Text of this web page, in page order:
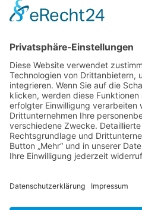
KATEGORIEN
ÜBER UNS
UNSERE MARKEN